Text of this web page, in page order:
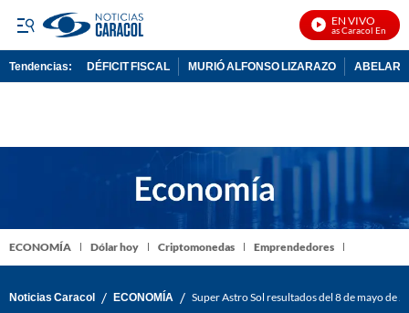
EN VIVO
Noticias Caracol En Vivo
Tendencias: DÉFICIT FISCAL MURIÓ ALFONSO LIZARAZO
ECONOMÍA Dólar hoy Criptomonedas Emprendedores
Noticias Caracol / ECONOMÍA / Super Astro Sol resultados del 8 de mayo de